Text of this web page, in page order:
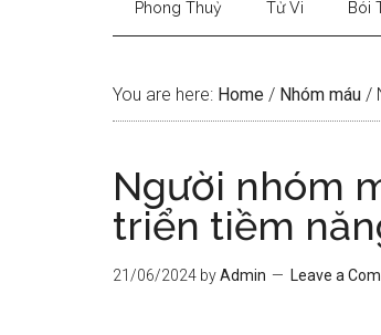
Phong Thuỷ Tử Vi Bói
You are here: Home / Nhóm máu /
Người nhóm
triển tiềm
21/06/2024 byAdmin Leave a